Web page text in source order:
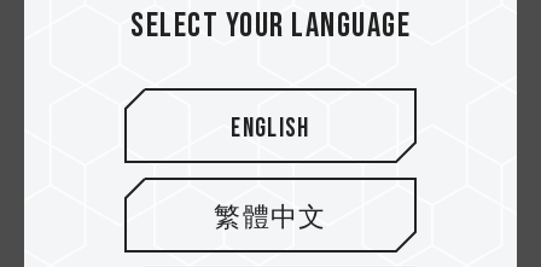
conectores se van unificando, y ya no hay
tantos conectores diferentes. Por ejemplo, la
diseñada con un único conector USB Type-C, lo
que reduce en gran medida la posibilidad de
comprar el conector equivocado. Este
desarrollo de la tecnología ha facilitado
definitivamente nuestra vida.
Select your language
English
繁體中文